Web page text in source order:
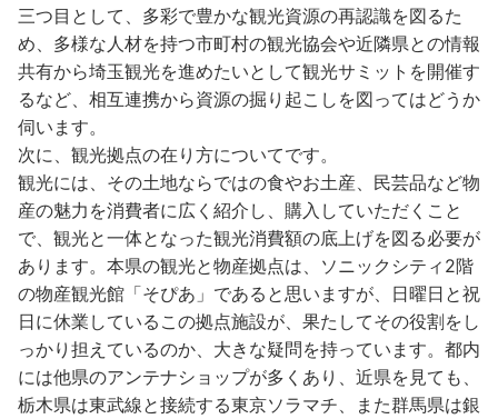
三つ目として、多彩で豊かな観光資源の再認識を図るた
め、多様な人材を持つ市町村の観光協会や近隣県との情報
共有から埼玉観光を進めたいとして観光サミットを開催す
るなど、相互連携から資源の掘り起こしを図ってはどうか
伺います。
次に、観光拠点の在り方についてです。
観光には、その土地ならではの食やお土産、民芸品など物
産の魅力を消費者に広く紹介し、購入していただくこと
で、観光と一体となった観光消費額の底上げを図る必要が
あります。本県の観光と物産拠点は、ソニックシティ2階
の物産観光館「そぴあ」であると思いますが、日曜日と祝
日に休業しているこの拠点施設が、果たしてその役割をし
っかり担えているのか、大きな疑問を持っています。都内
には他県のアンテナショップが多くあり、近県を見ても、
栃木県は東武線と接続する東京ソラマチ、また群馬県は銀